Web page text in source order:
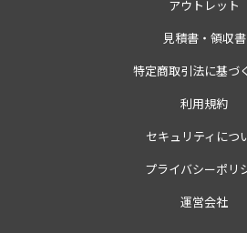
アウトレット
見積書・領収書
特定商取引法に基づ
利用規約
セキュリティにつ
プライバシーポリ
運営会社